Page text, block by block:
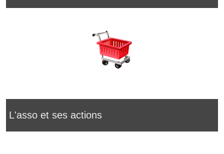
L'asso et ses actions